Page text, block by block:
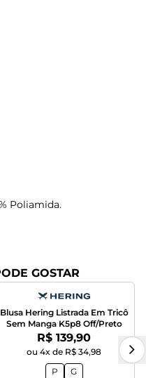
Poliamida.
GOSTAR
Blusa Hering Listrada Em Tricô
Sem Manga K5p8 Off/Preto
Por:
R$ 139,90
ou 4x de R$ 34,98
P
G